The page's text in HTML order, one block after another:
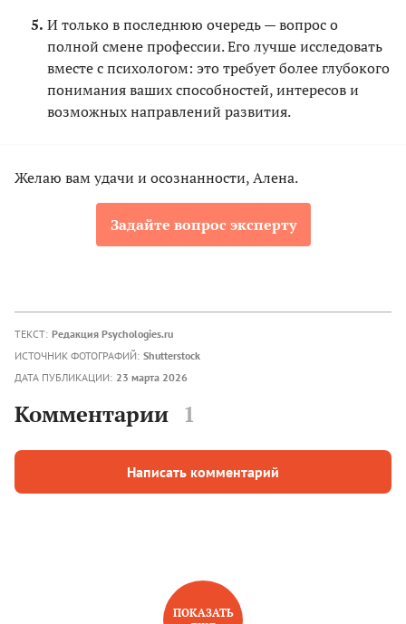
И только в последнюю очередь — вопрос о
полной смене профессии. Его лучше исследовать
вместе с психологом: это требует более глубокого
понимания ваших способностей, интересов и
возможных направлений развития.
Желаю вам удачи и осознанности, Алена.
Задайте вопрос эксперту
ТЕКСТ: Редакция Psychologies.ru
ИСТОЧНИК ФОТОГРАФИЙ: Shutterstock
ДАТА ПУБЛИКАЦИИ: 23 марта 2026
Комментарии 1
Написать комментарий
ПОКАЗАТЬ